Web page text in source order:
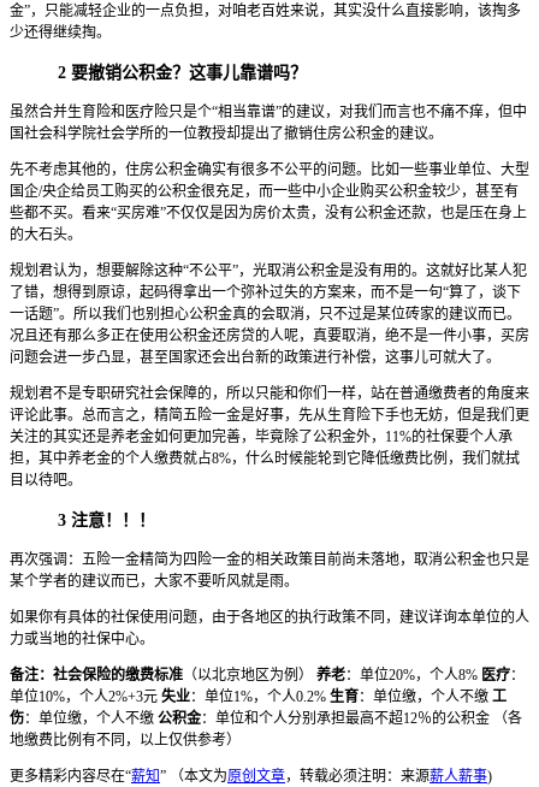
金”，只能减轻企业的一点负担，对咱老百姓来说，其实没什么直接影响，该掏多
少还得继续掏。
2 要撤销公积金？这事儿靠谱吗？
虽然合并生育险和医疗险只是个“相当靠谱”的建议，对我们而言也不痛不痒，但中
国社会科学院社会学所的一位教授却提出了撤销住房公积金的建议。
先不考虑其他的，住房公积金确实有很多不公平的问题。比如一些事业单位、大型
国企/央企给员工购买的公积金很充足，而一些中小企业购买公积金较少，甚至有
些都不买。看来“买房难”不仅仅是因为房价太贵，没有公积金还款，也是压在身上
的大石头。
规划君认为，想要解除这种“不公平”，光取消公积金是没有用的。这就好比某人犯
了错，想得到原谅，起码得拿出一个弥补过失的方案来，而不是一句“算了，谈下
一话题”。所以我们也别担心公积金真的会取消，只不过是某位砖家的建议而已。
况且还有那么多正在使用公积金还房贷的人呢，真要取消，绝不是一件小事，买房
问题会进一步凸显，甚至国家还会出台新的政策进行补偿，这事儿可就大了。
规划君不是专职研究社会保障的，所以只能和你们一样，站在普通缴费者的角度来
评论此事。总而言之，精简五险一金是好事，先从生育险下手也无妨，但是我们更
关注的其实还是养老金如何更加完善，毕竟除了公积金外，11%的社保要个人承
担，其中养老金的个人缴费就占8%，什么时候能轮到它降低缴费比例，我们就拭
目以待吧。
3 注意！！！
再次强调：五险一金精简为四险一金的相关政策目前尚未落地，取消公积金也只是
某个学者的建议而已，大家不要听风就是雨。
如果你有具体的社保使用问题，由于各地区的执行政策不同，建议详询本单位的人
力或当地的社保中心。
备注：社会保险的缴费标准 （以北京地区为例） 养老：单位20%，个人8% 医疗：
单位10%，个人2%+3元 失业：单位1%，个人0.2% 生育：单位缴，个人不缴 工
伤：单位缴，个人不缴 公积金：单位和个人分别承担最高不超12％的公积金 （各
地缴费比例有不同，以上仅供参考）
更多精彩内容尽在“薪知” （本文为原创文章，转载必须注明：来源薪人薪事)